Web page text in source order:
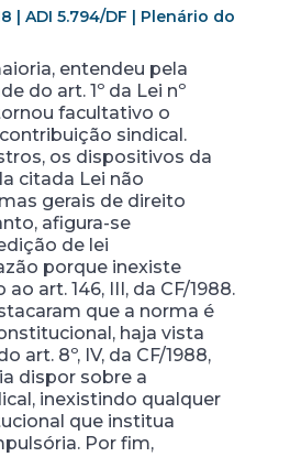
| ADI 5.794/DF | Plenário do
entendeu pela
do art. 1º da Lei nº
facultativo o
sindical.
os dispositivos da
citada Lei não
gerais de direito
afigura-se
de lei
porque inexiste
art. 146, III, da CF/1988.
que a norma é
haja vista
art. 8º, IV, da CF/1988,
dispor sobre a
inexistindo qualquer
que institua
Por fim,